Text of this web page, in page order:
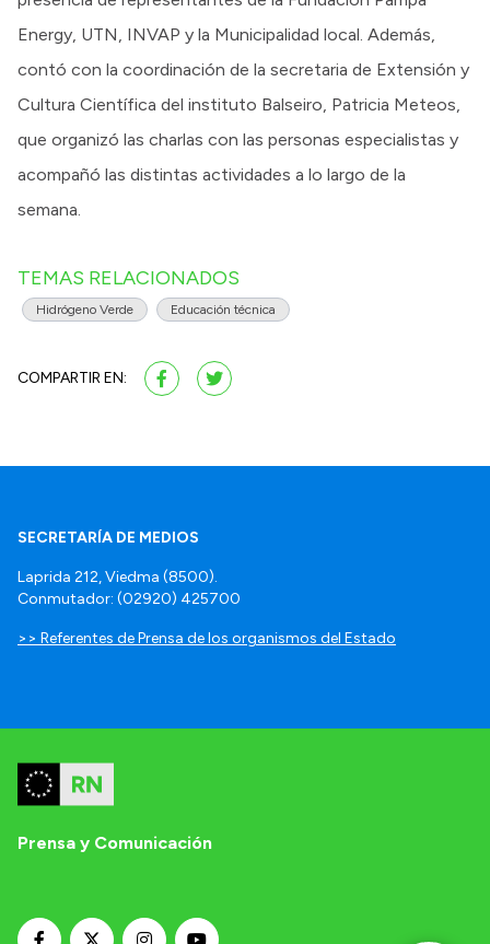
Energy, UTN, INVAP y la Municipalidad local. Además,
contó con la coordinación de la secretaria de Extensión y
Cultura Científica del instituto Balseiro, Patricia Meteos,
que organizó las charlas con las personas especialistas y
acompañó las distintas actividades a lo largo de la
semana.
TEMAS RELACIONADOS
Hidrógeno Verde Educación técnica
COMPARTIR EN:
SECRETARÍA DE MEDIOS
Laprida 212, Viedma (8500).
Conmutador: (02920) 425700
>> Referentes de Prensa de los organismos del Estado
Prensa y Comunicación